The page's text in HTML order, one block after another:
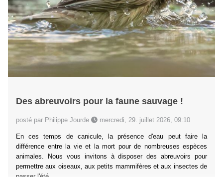
Des abreuvoirs pour la faune sauvage !
posté par Philippe Jourde mercredi, 29. juillet 2026, 09:10
En ces temps de canicule, la présence d'eau peut faire la
différence entre la vie et la mort pour de nombreuses espèces
animales. Nous vous invitons à disposer des abreuvoirs pour
permettre aux oiseaux, aux petits mammifères et aux insectes de